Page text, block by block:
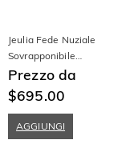
Jeulia Fede Nuziale
Sovrapponibile
Personalizzata a Forma di V
in Oro 10K/14K/18K e
Platino
Prezzo da
$695.00
AGGIUNGI